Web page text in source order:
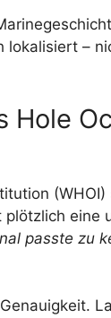
lokalisiert –
Hole
eine
passte zu